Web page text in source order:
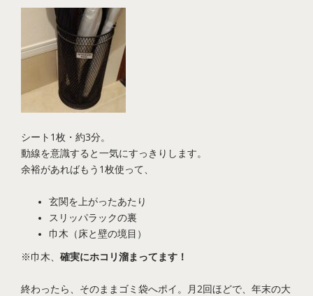
シート1枚・約3分。
動線を意識すると一気にすっきりします。
余裕があればもう1枚使って、
玄関を上がったあたり
スリッパラックの裏
巾木（床と壁の境目）
※巾木、 確実にホコリ溜まってます！
終わったら、そのままゴミ袋へポイ。月2回ほどで、年末の大